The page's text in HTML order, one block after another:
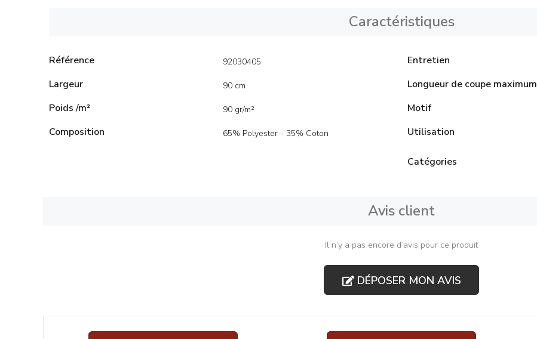
Caractéristiques
Référence 92030405
Largeur 90 cm
Poids /m² 90 gr/m²
Composition 65% Polyester - 35% Coton
Entretien
Longueur de coupe maximum
Motif
Utilisation
Catégories
Avis client
Il n’y a pas encore d’avis pour ce produit
DÉPOSER MON AVIS